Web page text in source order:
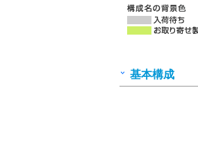
基本構成